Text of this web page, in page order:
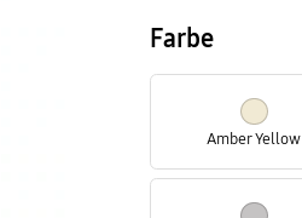
Farbe
Amber Yellow